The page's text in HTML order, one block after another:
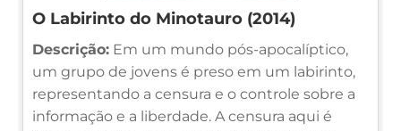
O Labirinto do Minotauro (2014)
Descrição: Em um mundo pós-apocalíptico,
um grupo de jovens é preso em um labirinto,
representando a censura e o controle sobre a
informação e a liberdade. A censura aqui é